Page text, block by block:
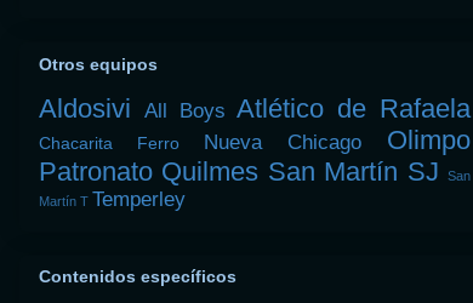
Otros equipos
Aldosivi All Boys Atlético de Rafaela
Chacarita Ferro Nueva Chicago
Olimpo
Patronato Quilmes San Martín SJ
San
Martín T Temperley
Contenidos específicos